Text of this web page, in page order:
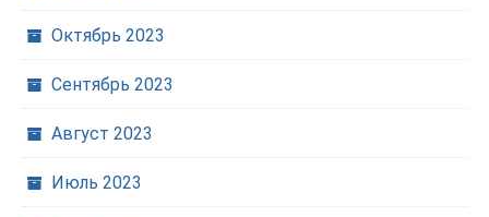
Октябрь 2023
Сентябрь 2023
Август 2023
Июль 2023